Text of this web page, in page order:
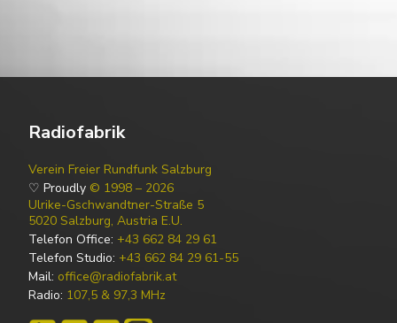
Radiofabrik
Verein Freier Rundfunk Salzburg
♡ Proudly © 1998 – 2026
Ulrike-Gschwandtner-Straße 5
5020 Salzburg, Austria E.U.
Telefon Office: +43 662 84 29 61
Telefon Studio: +43 662 84 29 61-55
Mail: office@radiofabrik.at
Radio: 107,5 & 97,3 MHz